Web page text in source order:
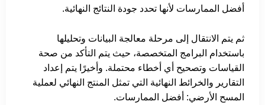
أفضل الممارسات لأنها تحدد جودة النتائج النهائية.
ثم يتم الانتقال إلى مرحلة معالجة البيانات وتحليلها
باستخدام البرامج المتخصصة، حيث يتم التأكد من صحة
القياسات وتصحيح أي أخطاء محتملة. وأخيرًا يتم إعداد
التقارير والخرائط النهائية التي تمثل المنتج النهائي لعملية
المسح الأرضي: أفضل الممارسات.